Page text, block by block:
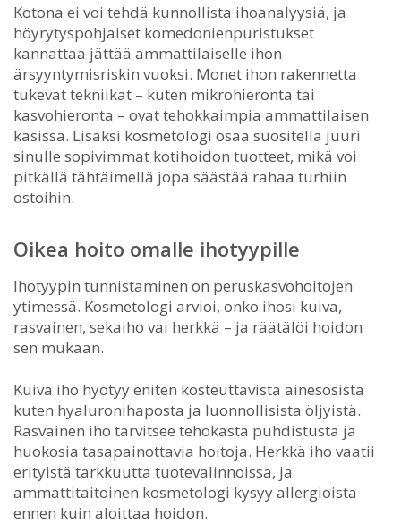
Kotona ei voi tehdä kunnollista ihoanalyysiä, ja
höyrytyspohjaiset komedonienpuristukset
kannattaa jättää ammattilaiselle ihon
ärsyyntymisriskin vuoksi. Monet ihon rakennetta
tukevat tekniikat – kuten mikrohieronta tai
kasvohieronta – ovat tehokkaimpia ammattilaisen
käsissä. Lisäksi kosmetologi osaa suositella juuri
sinulle sopivimmat kotihoidon tuotteet, mikä voi
pitkällä tähtäimellä jopa säästää rahaa turhiin
ostoihin.
Oikea hoito omalle ihotyypille
Ihotyypin tunnistaminen on peruskasvohoitojen
ytimessä. Kosmetologi arvioi, onko ihosi kuiva,
rasvainen, sekaiho vai herkkä – ja räätälöi hoidon
sen mukaan.
Kuiva iho hyötyy eniten kosteuttavista ainesosista
kuten hyaluronihaposta ja luonnollisista öljyistä.
Rasvainen iho tarvitsee tehokasta puhdistusta ja
huokosia tasapainottavia hoitoja. Herkkä iho vaatii
erityistä tarkkuutta tuotevalinnoissa, ja
ammattitaitoinen kosmetologi kysyy allergioista
ennen kuin aloittaa hoidon.